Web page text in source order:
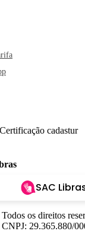
SAC
os direitos
29.365.880/